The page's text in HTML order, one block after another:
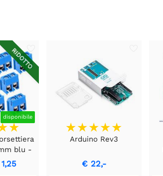
RIDOTTO
disponibile
blu -
Arduino Rev3
€ 22,-